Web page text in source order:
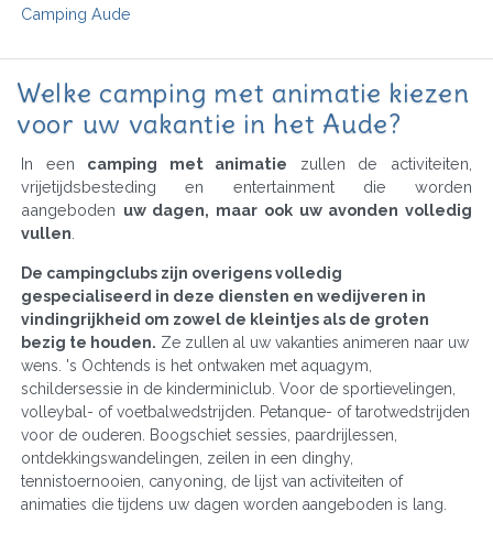
Camping Aude
Welke camping met animatie kiezen
voor uw vakantie in het Aude?
In een camping met animatie zullen de activiteiten,
vrijetijdsbesteding en entertainment die worden
aangeboden uw dagen, maar ook uw avonden volledig
vullen
De campingclubs zijn overigens volledig
gespecialiseerd in deze diensten en wedijveren in
vindingrijkheid om zowel de kleintjes als de groten
bezig te houden. Ze zullen al uw vakanties animeren naar uw
wens. 's Ochtends is het ontwaken met aquagym,
schildersessie in de kinderminiclub. Voor de sportievelingen,
volleybal- of voetbalwedstrijden. Petanque- of tarotwedstrijden
voor de ouderen. Boogschiet sessies, paardrijlessen,
ontdekkingswandelingen, zeilen in een dinghy,
tennistoernooien, canyoning, de lijst van activiteiten of
animaties die tijdens uw dagen worden aangeboden is lang.